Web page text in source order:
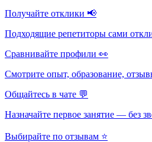
Получайте отклики 📢
Подходящие репетиторы сами
Сравнивайте профили 👀
Смотрите опыт, образование,
Общайтесь в чате 💬
Назначайте первое занятие — без
Выбирайте по отзывам ⭐